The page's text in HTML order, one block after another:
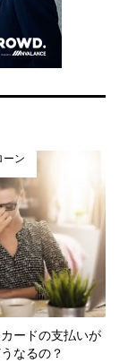
ーン
ードの支払いが
なるの？